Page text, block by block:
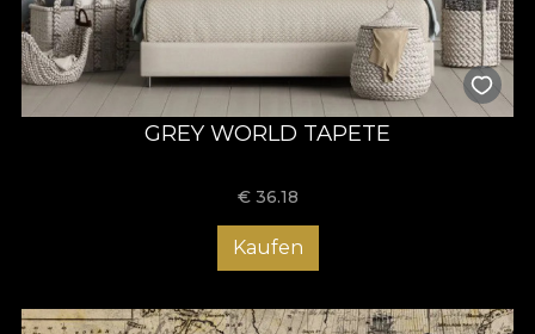
GREY WORLD TAPETE
€ 36.18
Kaufen